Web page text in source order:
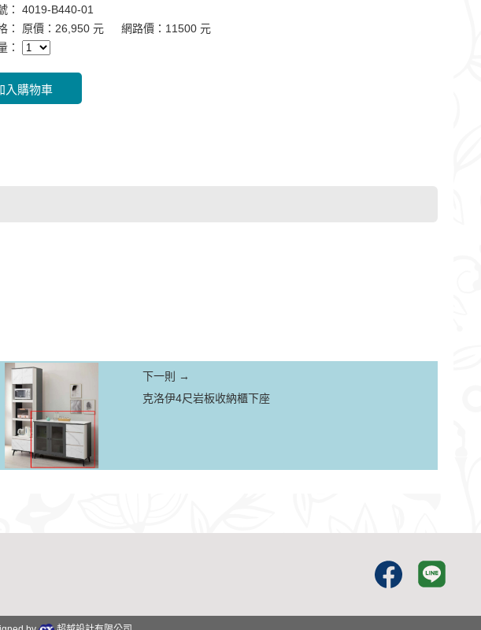
： 4019-B440-01
： 原價：26,950 元 網路價：11500 元
：
下一則 →
克洛伊4尺岩板收納櫃下座
Facebook Line